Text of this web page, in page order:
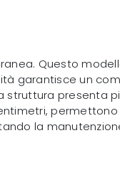
Questo
garantisce un
struttura presenta
la